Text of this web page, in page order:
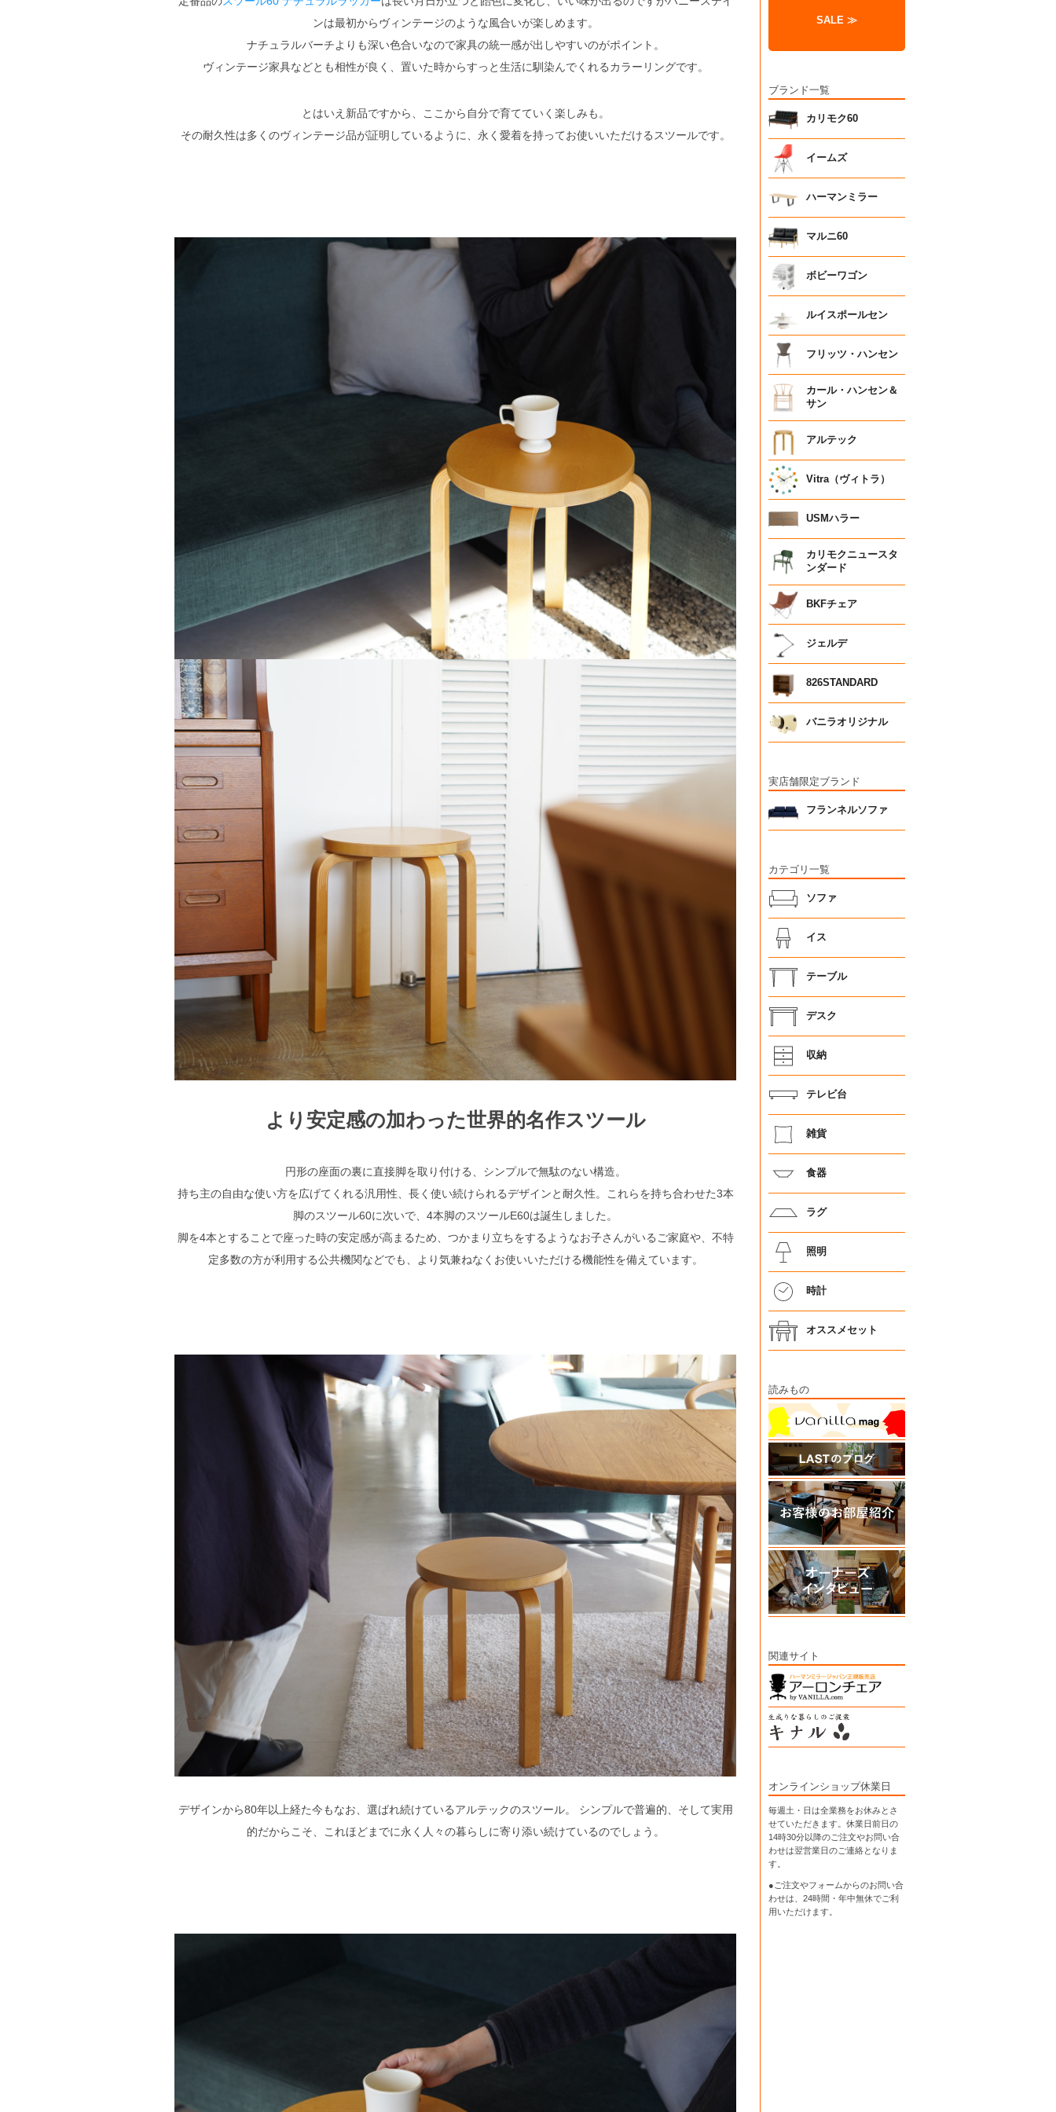
ンは最初からヴィンテージのような風合いが楽しめます。
ナチュラルバーチよりも深い色合いなので家具の統一感が出しやすいのがポイント。
ヴィンテージ家具などとも相性が良く、置いた時からすっと生活に馴染んでくれるカラーリングです。
とはいえ新品ですから、ここから自分で育てていく楽しみも。
その耐久性は多くのヴィンテージ品が証明しているように、永く愛着を持ってお使いいただけるスツールです。
より安定感の加わった世界的名作スツール
円形の座面の裏に直接脚を取り付ける、シンプルで無駄のない構造。
持ち主の自由な使い方を広げてくれる汎用性、長く使い続けられるデザインと耐久性。これらを持ち合わせた3本
脚のスツール60に次いで、4本脚のスツールE60は誕生しました。
脚を4本とすることで座った時の安定感が高まるため、つかまり立ちをするようなお子さんがいるご家庭や、不特
定多数の方が利用する公共機関などでも、より気兼ねなくお使いいただける機能性を備えています。
デザインから80年以上経た今もなお、選ばれ続けているアルテックのスツール。 シンプルで普遍的、そして実用
的だからこそ、これほどまでに永く人々の暮らしに寄り添い続けているのでしょう。
SALE ≫
ブランド一覧
カリモク60
イームズ
ハーマンミラー
マルニ60
ボビーワゴン
ルイスポールセン
フリッツ・ハンセン
カール・ハンセン＆
サン
アルテック
Vitra（ヴィトラ）
USMハラー
カリモクニュースタ
ンダード
BKFチェア
ジェルデ
826STANDARD
バニラオリジナル
実店舗限定ブランド
フランネルソファ
カテゴリ一覧
ソファ
イス
テーブル
デスク
収納
テレビ台
雑貨
食器
ラグ
照明
時計
オススメセット
読みもの
関連サイト
オンラインショップ休業日
毎週土・日は全業務をお休みとさ
せていただきます。休業日前日の
14時30分以降のご注文やお問い合
わせは翌営業日のご連絡となりま
す。
●ご注文やフォームからのお問い合
わせは、 24時間・年中無休でご利
用いただけます。